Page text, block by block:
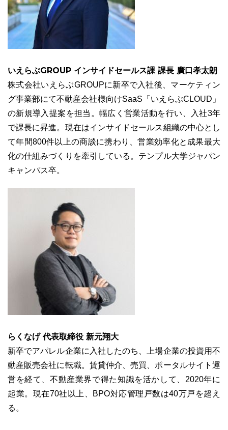
いえらぶGROUP インサイドセールス課 課長 廣口孝太朗
株式会社いえらぶGROUPに新卒で入社後、マーケティン
グ事業部にて不動産会社様向けSaaS「いえらぶCLOUD」
の新規導入提案を担当。幅広く営業活動を行い、入社3年
で課長に昇進。現在はインサイドセールス組織の中心とし
て年間800件以上の商談に携わり、営業効率化と成果最大
化の仕組みづくりを牽引している。テンプル大学ジャパン
キャンパス卒。
らくなげ 代表取締役 新元翔大
新卒でアパレル企業に入社したのち、上場企業の投資用不
動産販売会社に転職。賃貸仲介、売買、ポータルサイト運
営を経て、不動産業界で得た知識を活かして、2020年に
起業。現在70社以上、BPO対応管理戸数は40万戸を超え
る。